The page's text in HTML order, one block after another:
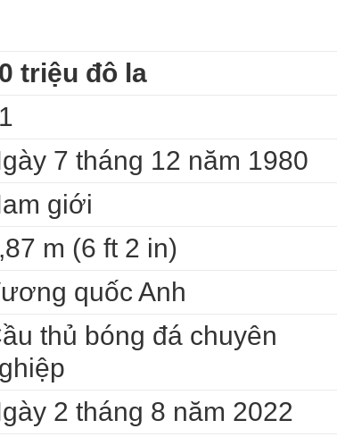
triệu đô la
7 tháng 12 năm 1980
giới
m (6 ft 2 in)
quốc Anh
thủ bóng đá chuyên
2 tháng 8 năm 2022